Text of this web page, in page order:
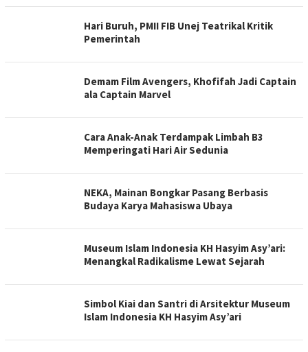
Hari Buruh, PMII FIB Unej Teatrikal Kritik
Pemerintah
Demam Film Avengers, Khofifah Jadi Captain
ala Captain Marvel
Cara Anak-Anak Terdampak Limbah B3
Memperingati Hari Air Sedunia
NEKA, Mainan Bongkar Pasang Berbasis
Budaya Karya Mahasiswa Ubaya
Museum Islam Indonesia KH Hasyim Asy’ari:
Menangkal Radikalisme Lewat Sejarah
Simbol Kiai dan Santri di Arsitektur Museum
Islam Indonesia KH Hasyim Asy’ari